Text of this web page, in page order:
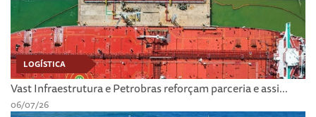
LOGÍSTICA
Vast Infraestrutura e Petrobras reforçam parceria e assi...
06/07/26